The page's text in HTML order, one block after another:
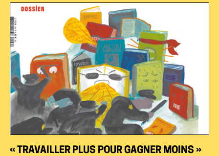
« TRAVAILLER PLUS POUR GAGNER MOINS »